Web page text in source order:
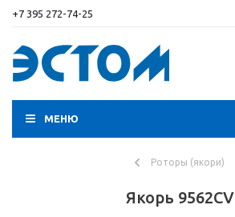
+7 395 272-74-25
МЕНЮ
Роторы (якори)
Якорь 9562CV